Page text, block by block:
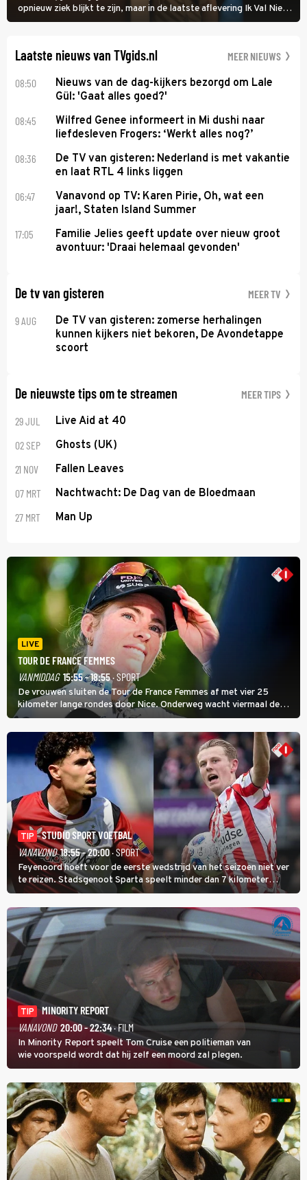
opnieuw ziek blijkt te zijn, maar in de laatste aflevering Ik Val Niet,
Ik Dans laat ze zien dat ze niet van plan is op te geven, zelfs als ze
Laatste nieuws van TVgids.nl MEER NIEUWS
08:50
Nieuws van de dag-kijkers bezorgd om Lale
Gül: 'Gaat alles goed?'
08:45
Wilfred Genee informeert in Mi dushi naar
liefdesleven Frogers: ‘Werkt alles nog?’
08:36
De TV van gisteren: Nederland is met vakantie
en laat RTL 4 links liggen
06:47
Vanavond op TV: Karen Pirie, Oh, wat een
jaar!, Staten Island Summer
17:05
Familie Jelies geeft update over nieuw groot
avontuur: 'Draai helemaal gevonden'
De tv van gisteren MEER TV
9 AUG
De TV van gisteren: zomerse herhalingen
kunnen kijkers niet bekoren, De Avondetappe
scoort
De nieuwste tips om te streamen MEER TIPS
29 JUL Live Aid at 40
02 SEP Ghosts (UK)
21 NOV Fallen Leaves
07 MRT Nachtwacht: De Dag van de Bloedmaan
27 MRT Man Up
LIVE
TOUR DE FRANCE FEMMES
VANMIDDAG 15:55 - 18:55· SPORT
De vrouwen sluiten de Tour de France Femmes af met vier 25
kilometer lange rondes door Nice. Onderweg wacht viermaal de
zware Col d'Èze. Aan de finish op de Promenade des Anglais krijgt
de eindwinnaar de laatste gele trui.
TIP
STUDIO SPORT VOETBAL
VANAVOND 18:55 - 20:00· SPORT
Feyenoord hoeft voor de eerste wedstrijd van het seizoen niet ver
te reizen. Stadsgenoot Sparta speelt minder dan 7 kilometer
verderop. Feyenoord trok de Spaanse spits Nacho Ferri aan van
KVC Westerlo uit België.
TIP
MINORITY REPORT
VANAVOND 20:00 - 22:34· FILM
In Minority Report speelt Tom Cruise een politieman van
wie voorspeld wordt dat hij zelf een moord zal plegen.